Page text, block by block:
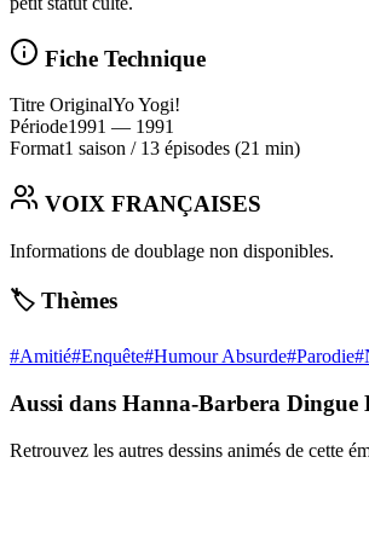
Fiche Technique
Titre OriginalYo Yogi!
Période1991 — 1991
Format1 saison / 13 épisodes (21 min)
VOIX FRANÇAISES
Informations de doublage non disponibles.
🏷️ Thèmes
#Amitié#Enquête#Humour Absurde#Parodie#
Aussi dans Hanna-Barbera Dingue
Retrouvez les autres dessins animés de cette